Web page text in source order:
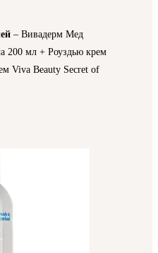
–Вивадерм Мед
200 мл + Роуздью крем
Viva Beauty Secret of